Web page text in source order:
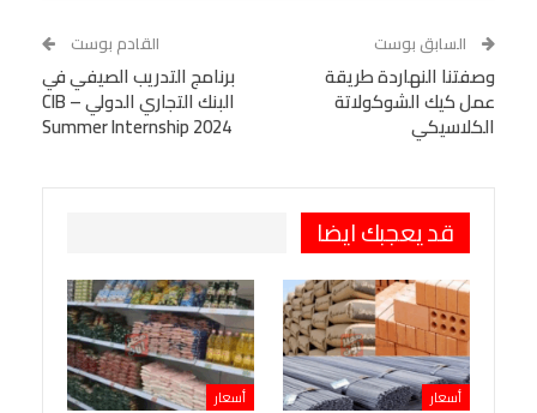
البريد الإلكتروني
StumbleUpon
VK
Digg
LINE
BlackBerry
Viber
السابق بوست
وصفتنا النهاردة طريقة
عمل كيك الشوكولاتة
الكلاسيكي
القادم بوست
برنامج التدريب الصيفي في
البنك التجاري الدولي – CIB
Summer Internship 2024
قد يعجبك ايضا
أسعار أسعار